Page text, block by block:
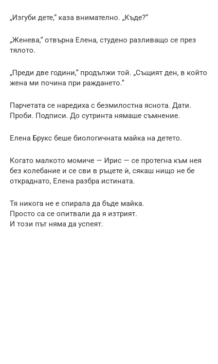
„Изгуби дете,“ каза внимателно. „Къде?“
„Женева,“ отвърна Елена, студено разливащо се през
тялото.
„Преди две години,“ продължи той. „Същият ден, в който
жена ми почина при раждането.“
Парчетата се наредиха с безмилостна яснота. Дати.
Проби. Подписи. До сутринта нямаше съмнение.
Елена Брукс беше биологичната майка на детето.
Когато малкото момиче — Ирис — се протегна към нея
без колебание и се сви в ръцете ѝ, сякаш нищо не бе
откраднато, Елена разбра истината.
Тя никога не е спирала да бъде майка.
Просто са се опитвали да я изтрият.
И този път няма да успеят.